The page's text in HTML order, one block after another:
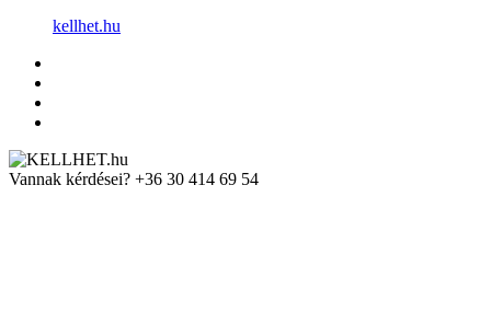
kellhet.hu
Vannak kérdései? +36 30 414 69 54